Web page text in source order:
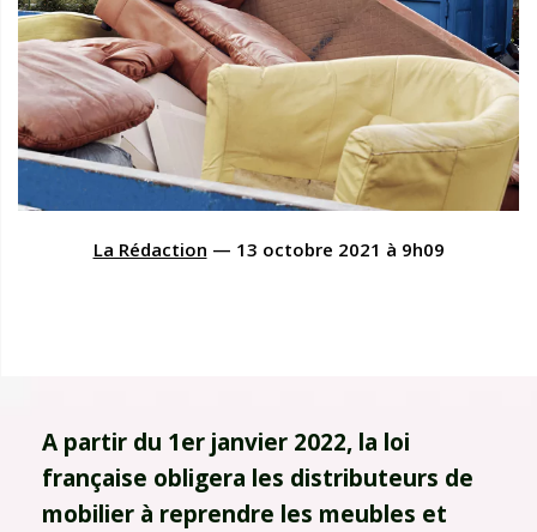
La Rédaction — 13 octobre 2021 à 9h09
A partir du 1er janvier 2022, la loi
française obligera les distributeurs de
mobilier à reprendre les meubles et